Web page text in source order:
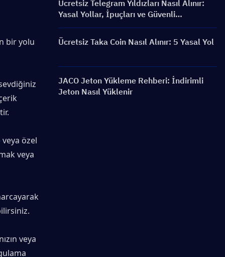
bir yolu
özel
veya
veya
Ücretsiz Telegram Yıldızları Nasıl Alınır:
Yasal Yollar, İpuçları ve Güvenli
Alternatifler
Ücretsiz Taka Coin Nasıl Alınır: 5 Yasal Yol
JACO Jeton Yükleme Rehberi: İndirimli
Jeton Nasıl Yüklenir